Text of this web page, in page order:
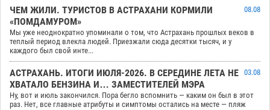
ЧЕМ ЖИЛИ. ТУРИСТОВ В АСТРАХАНИ КОРМИЛИ
«ПОМДАМУРОМ»
08.08
Мы уже неоднократно упоминали о том, что Астрахань прошлых веков в
теплый период влекла людей. Приезжали сюда десятки тысяч, и у
каждого был свой инте...
АСТРАХАНЬ. ИТОГИ ИЮЛЯ-2026. В СЕРЕДИНЕ ЛЕТА НЕ
ХВАТАЛО БЕНЗИНА И… ЗАМЕСТИТЕЛЕЙ МЭРА
03.08
Ну, вот и июль закончился. Пора бегло вспомнить — каким он был в этот
раз. Нет, все главные атрибуты и симптомы остались на месте — пляж